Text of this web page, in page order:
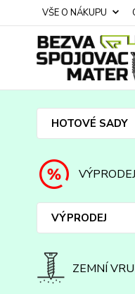
VŠE O NÁKUPU
HOTOVÉ SADY
VÝPRODEJ
VÝPRODEJ
ZEMNÍ